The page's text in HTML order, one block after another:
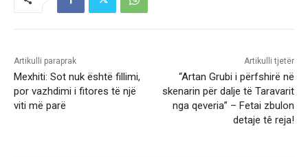
Artikulli paraprak
Mexhiti: Sot nuk është fillimi,
por vazhdimi i fitores të një
viti më parë
Artikulli tjetër
“Artan Grubi i përfshirë në
skenarin për dalje të Taravarit
nga qeveria” – Fetai zbulon
detaje tê reja!